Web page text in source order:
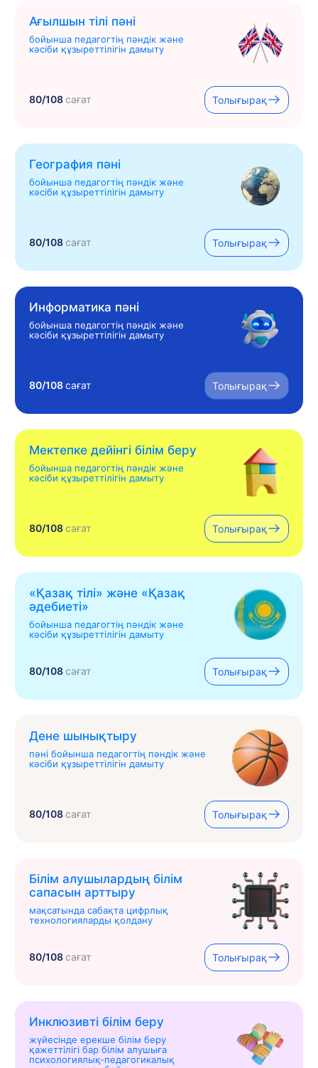
Ағылшын тілі пәні
бойынша педагогтің пәндік және
кәсіби құзыреттілігін дамыту
80/108сағат Толығырақ
География пәні
бойынша педагогтің пәндік және
кәсіби құзыреттілігін дамыту
80/108сағат Толығырақ
Информатика пәні
бойынша педагогтің пәндік және
кәсіби құзыреттілігін дамыту
80/108сағат Толығырақ
Мектепке дейінгі білім беру
бойынша педагогтің пәндік және
кәсіби құзыреттілігін дамыту
80/108сағат Толығырақ
«Қазақ тілі» жəне «Қазақ
əдебиеті»
бойынша педагогтің пәндік және
кәсіби құзыреттілігін дамыту
80/108сағат Толығырақ
Дене шынықтыру
пәні бойынша педагогтің пәндік және
кәсіби құзыреттілігін дамыту
80/108сағат Толығырақ
Білім алушылардың білім
сапасын арттыру
мақсатында сабақта цифрлық
технологияларды қолдану
80/108сағат Толығырақ
Инклюзивті білім беру
жүйесінде ерекше білім беру
қажеттілігі бар білім алушыға
психологиялық-педагогикалық